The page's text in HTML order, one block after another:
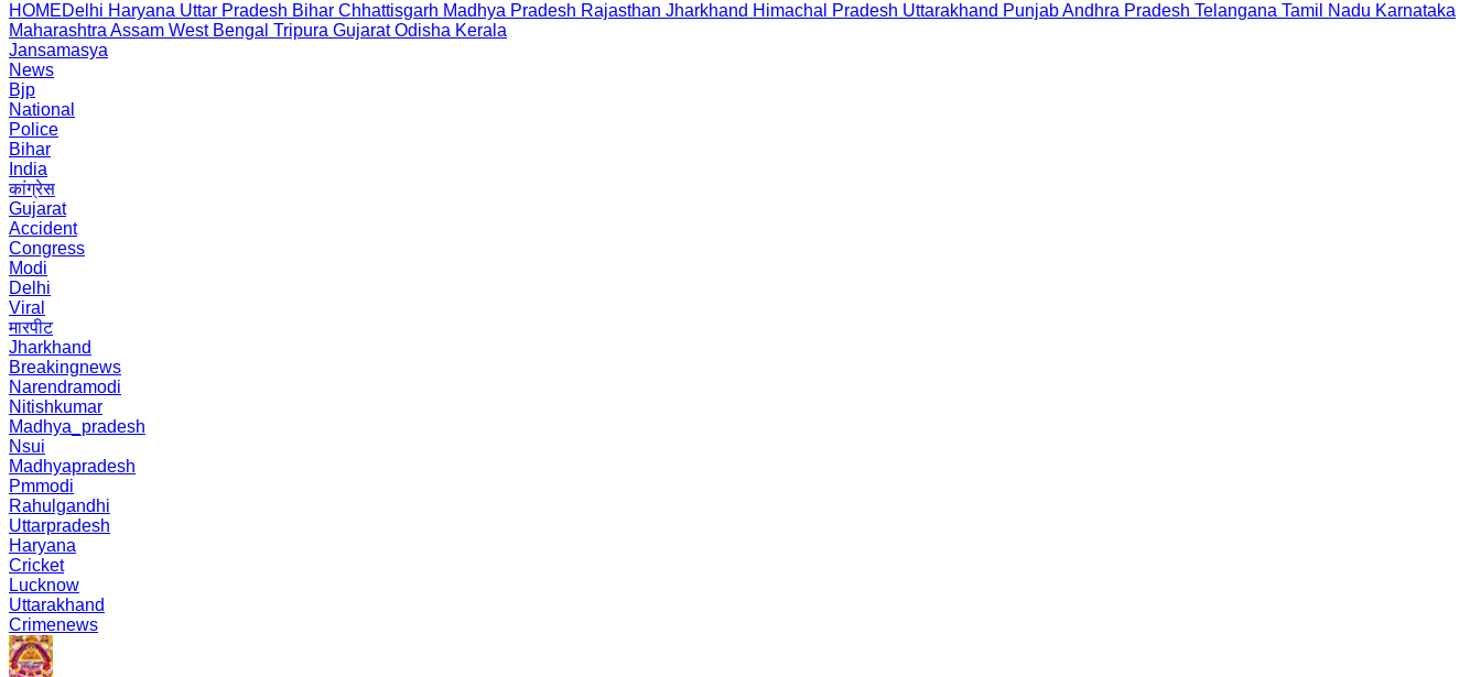
HOMEDelhi Haryana Uttar Pradesh Bihar Chhattisgarh Madhya Pradesh Rajasthan Jharkhand Himachal Pradesh Uttarakhand PunjabAndhra Pradesh Telangana Tamil Nadu Karnataka
Maharashtra Assam West Bengal Tripura Gujarat Odisha Kerala
Jansamasya
News
Bjp
National
Police
Bihar
India
कांग्रेस
Gujarat
Accident
Congress
Modi
Delhi
Viral
मारपीट
Jharkhand
Breakingnews
Narendramodi
Nitishkumar
Madhya_pradesh
Nsui
Madhyapradesh
Pmmodi
Rahulgandhi
Uttarpradesh
Haryana
Cricket
Lucknow
Uttarakhand
Crimenews